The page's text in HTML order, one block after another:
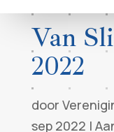
Van
2022
door
sep 2022 |